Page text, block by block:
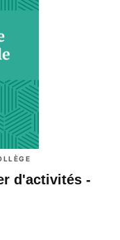
d'activités -